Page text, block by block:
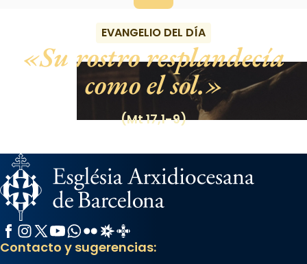
EVANGELIO DEL DÍA
Su rostro resplandecía
como el sol.
(Mt 17,1-9)
Facebook
Instagram
X / Twitter
YouTube
WhatsApp
FlickrRadio Estel
Catalunya Cristiana
Contacto y sugerencias: